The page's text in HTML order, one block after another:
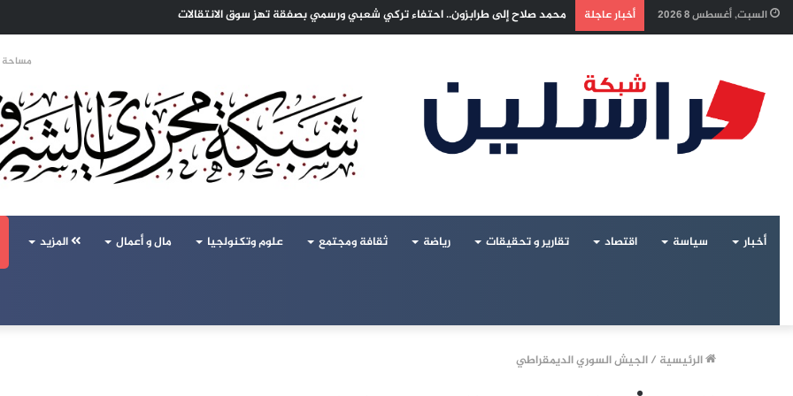
السبت, أغسطس 8 2026 أخبار عاجلة إسرائيل تراقب «اتفاق مكة» بقلق.. تحالف تركيا والسعودية وباكستان يفتح أسئلة جديدة حول ميزان القوى الإقليمي
مساحة
أخبار سياسة اقتصاد تقارير و تحقيقات رياضة ثقافة ومجتمع علوم وتكنولجيا مال و أعمال المزيد
الرئيسية /الجيش السوري الديمقراطي